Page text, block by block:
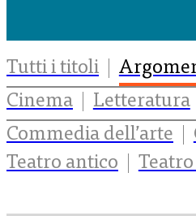
Tutti i titoli
Cinema
Letteratura
Commedia dell’arte
Teatro antico